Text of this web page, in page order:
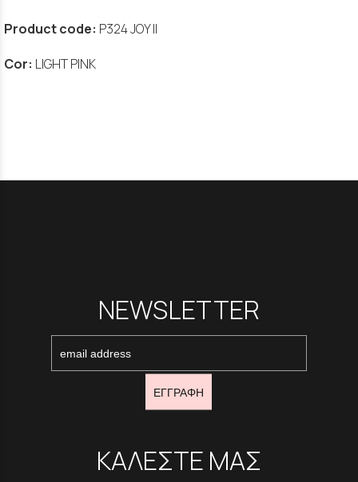
Product code: P324 JOY II
Cor: LIGHT PINK
NEWSLETTER
ΕΓΓΡΑΦΗ
ΚΑΛΕΣΤΕ ΜΑΣ